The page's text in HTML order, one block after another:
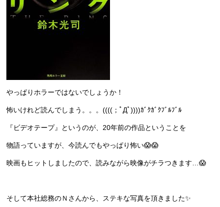
やっぱりホラーではないでしょうか！
怖いけれど読んでしまう。。。((((；ﾟДﾟ))))ｶﾞｸｶﾞｸﾌﾞﾙﾌﾞﾙ
『ビデオテープ』というのが、20年前の作品ということを
物語っていますが、今読んでもやっぱり怖い😱😱
映画もヒットしましたので、読みながら映像がチラつきます…😱
そして本社総務のＮさんから、ステキな写真を頂きました✨